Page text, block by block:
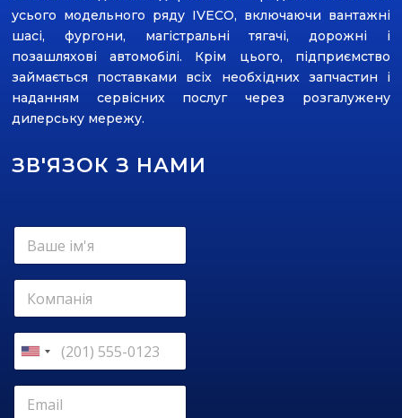
усього модельного ряду ІVECO, включаючи вантажні
шасі, фургони, магістральні тягачі, дорожні і
позашляхові автомобілі. Крім цього, підприємство
займається поставками всіх необхідних запчастин і
наданням сервісних послуг через розгалужену
дилерську мережу.
ЗВ'ЯЗОК З НАМИ
е
н
а
р
a
y
В
ш
е
м
'
я
*
К
м
п
а
н
і
К
о
н
т
U
i
E